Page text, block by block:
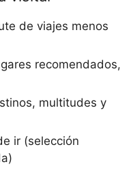
de viajes menos
recomendados,
multitudes y
ir (selección